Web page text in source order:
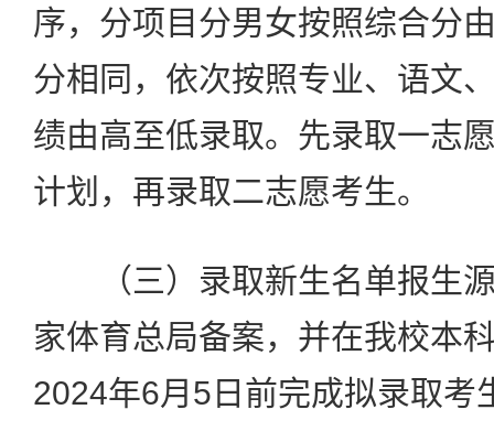
序，分项目分男女按照综合分
分相同，依次按照专业、语文
绩由高至低录取。先录取一志
计划，再录取二志愿考生。
（三）录取新生名单报生源
家体育总局备案，并在我校本
2024年6月5日前完成拟录取考